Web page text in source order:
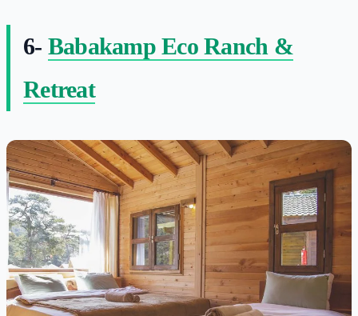
6- Babakamp Eco Ranch &
Retreat